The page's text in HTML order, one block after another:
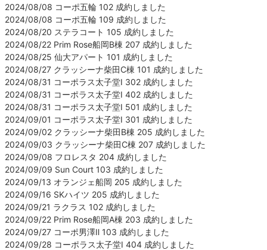
2024/08/08 コーポ五輪 102 成約しました
2024/08/08 コーポ五輪 109 成約しました
2024/08/20 ステラコート 105 成約しました
2024/08/22 Prim Rose船岡B棟 207 成約しました
2024/08/25 仙大アパート 101 成約しました
2024/08/27 クラッシーナ柴田C棟 101 成約しました
2024/08/31 コーポラス太子堂Ⅰ 302 成約しました
2024/08/31 コーポラス太子堂Ⅰ 402 成約しました
2024/08/31 コーポラス太子堂Ⅰ 501 成約しました
2024/09/01 コーポラス太子堂Ⅰ 301 成約しました
2024/09/02 クラッシーナ柴田B棟 205 成約しました
2024/09/03 クラッシーナ柴田C棟 207 成約しました
2024/09/08 フロレスタ 204 成約しました
2024/09/09 Sun Court 103 成約しました
2024/09/13 オランジェ船岡 205 成約しました
2024/09/16 SKハイツ 205 成約しました
2024/09/21 ラクラス 102 成約しました
2024/09/22 Prim Rose船岡A棟 203 成約しました
2024/09/27 コーポ男澤Ⅱ 103 成約しました
2024/09/28 コーポラス太子堂Ⅰ 404 成約しました